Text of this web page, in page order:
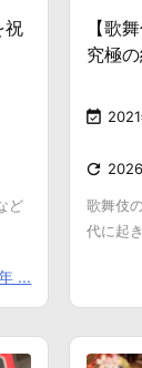
祝
ど
...
【歌
究極


歌舞伎
代に起